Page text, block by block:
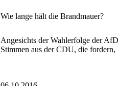
Wie lange hält die Brandmauer?
Angesichts der Wahlerfolge der
Stimmen aus der CDU, die